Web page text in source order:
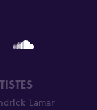
Lamar